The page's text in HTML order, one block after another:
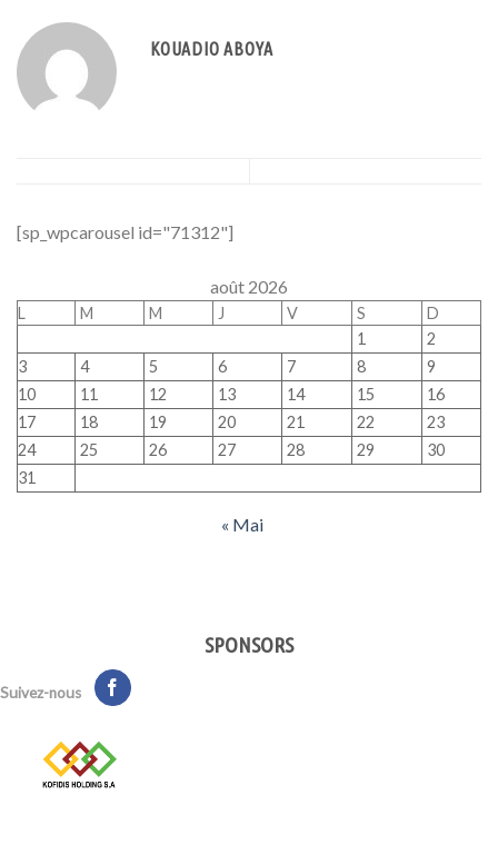
KOUADIO ABOYA
[sp_wpcarousel id="71312"]
août 2026
L M M J V S
D
1
2
3
4 5 6 7 8
9
10
11 12 13 14 15
16
17
18 19 20 21 22
23
24
25 26 27 28 29
30
31
« Mai
SPONSORS
Suivez-nous